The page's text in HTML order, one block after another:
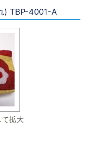
) TBP-4001-A
拡大